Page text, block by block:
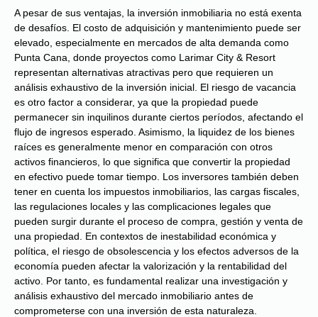
A pesar de sus ventajas, la inversión inmobiliaria no está exenta
de desafíos. El costo de adquisición y mantenimiento puede ser
elevado, especialmente en mercados de alta demanda como
Punta Cana, donde proyectos como Larimar City & Resort
representan alternativas atractivas pero que requieren un
análisis exhaustivo de la inversión inicial. El riesgo de vacancia
es otro factor a considerar, ya que la propiedad puede
permanecer sin inquilinos durante ciertos períodos, afectando el
flujo de ingresos esperado. Asimismo, la liquidez de los bienes
raíces es generalmente menor en comparación con otros
activos financieros, lo que significa que convertir la propiedad
en efectivo puede tomar tiempo. Los inversores también deben
tener en cuenta los impuestos inmobiliarios, las cargas fiscales,
las regulaciones locales y las complicaciones legales que
pueden surgir durante el proceso de compra, gestión y venta de
una propiedad. En contextos de inestabilidad económica y
política, el riesgo de obsolescencia y los efectos adversos de la
economía pueden afectar la valorización y la rentabilidad del
activo. Por tanto, es fundamental realizar una investigación y
análisis exhaustivo del mercado inmobiliario antes de
comprometerse con una inversión de esta naturaleza.